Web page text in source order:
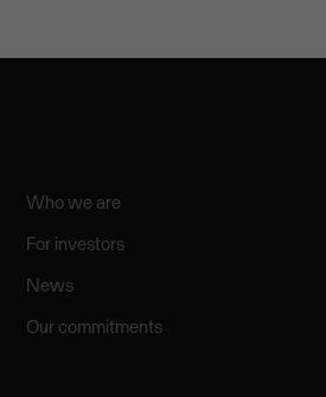
Who we are
For investors
News
Our commitments